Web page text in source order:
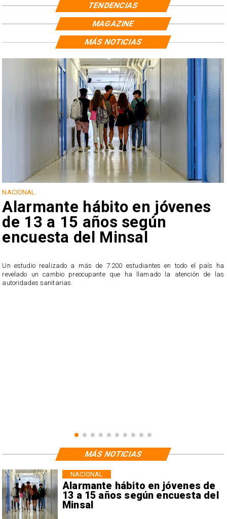
TENDENCIAS
MAGAZINE
NACIONAL
Alarmante hábito en jóvenes
de 13 a 15 años según
encuesta del Minsal
Un estudio realizado a más de 7.200 estudiantes en todo el país ha
revelado un cambio preocupante que ha llamado la atención de las
autoridades sanitarias.
MÁS NOTICIAS
Alarmante hábito en jóvenes de
13 a 15 años según encuesta del
Minsal
NACIONAL
MÁS NOTICIAS